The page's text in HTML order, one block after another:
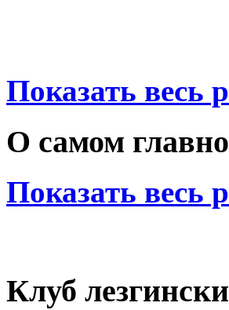
Показать весь
О самом
Показать весь
Клуб